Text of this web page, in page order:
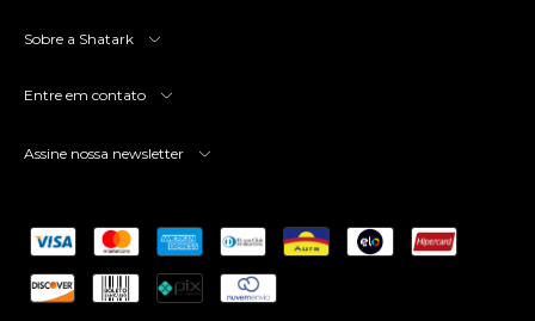
Sobre a Shatark
Entre em contato
Assine nossa newsletter